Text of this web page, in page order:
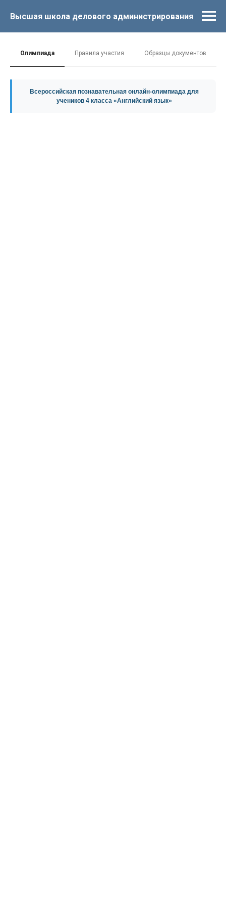
Высшая школа делового администрирования
Олимпиада Правила участия Образцы документов
Всероссийская познавательная онлайн-олимпиада для
учеников 4 класса «Английский язык»